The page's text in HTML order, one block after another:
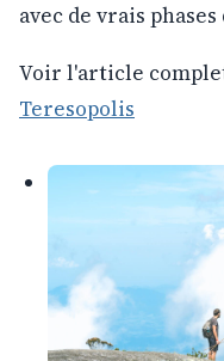
avec de vrais phases
Voir l'article
Teresopolis